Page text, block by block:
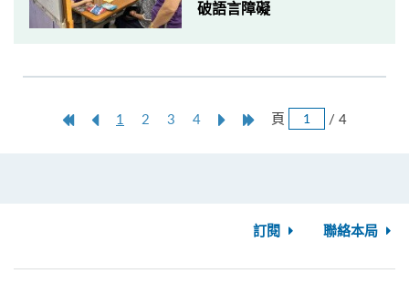
破語言障礙
第
上
1 2 3 4
NextLast頁 / 4
訂閱 聯絡本局